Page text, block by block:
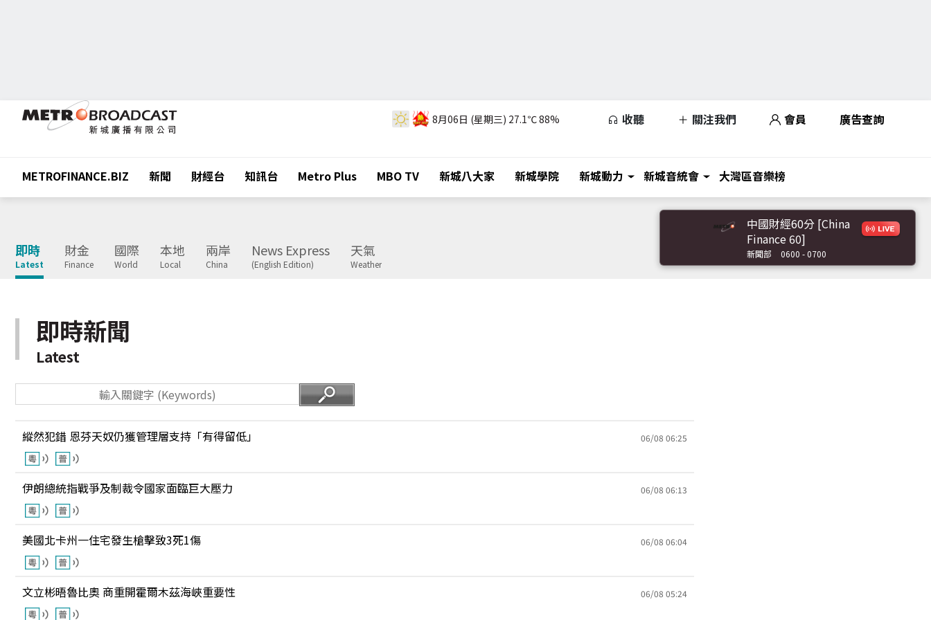
8月06日 (星期三) 27.1℃88% 收聽 關注我們 會員 廣告查詢
METROFINANCE.BIZ 新聞 財經台 知訊台 Metro Plus MBO TV 新城八大家 新城學院 新城動力 新城音統會 大灣區音樂榜
即時
Latest
財金
Finance
國際
World
本地
Local
兩岸
China
News Express
(English Edition)
天氣
Weather
中國財經60分 [China
Finance 60]
新聞部 0600 - 0700
即時新聞
Latest
縱然犯錯 恩芬天奴仍獲管理層支持「有得留低」 06/08 06:25
伊朗總統指戰爭及制裁令國家面臨巨大壓力 06/08 06:13
美國北卡州一住宅發生槍擊致3死1傷 06/08 06:04
文立彬晤魯比奧 商重開霍爾木茲海峽重要性 06/08 05:24